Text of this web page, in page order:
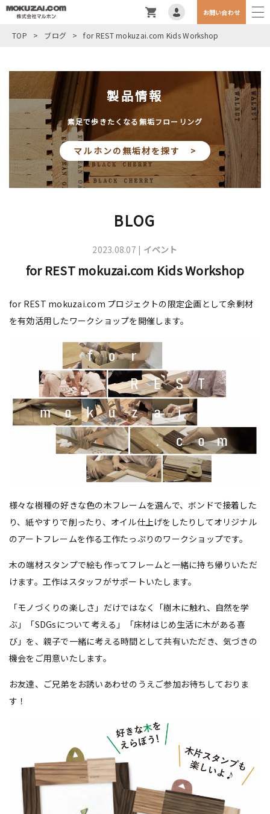
お問い合わせ
TOP > ブログ > for REST mokuzai.com Kids Workshop
製品情報
素足で歩きたくなる無垢フローリング
マルホンの無垢材を探す >
BLOG
2023.08.07 | イベント
for REST mokuzai.com Kids Workshop
for REST mokuzai.com プロジェクトの限定企画として余剰材
を有効活用したワークショップを開催します。
様々な樹種の好きな色の木フレームを選んで、ボンドで接着した
り、紙やすりで削ったり、オイル仕上げをしたりしてオリジナル
のアートフレームを作る工作たっぷりのワークショップです。
木の端材スタンプで絵も作ってフレームと一緒に持ち帰りいただ
けます。工作はスタッフがサポートいたします。
「モノづくりの楽しさ」だけではなく「樹木に触れ、自然を学
ぶ」「SDGsについて考える」「床材はじめ生活に木がある喜
び」を、親子で一緒に考える時間として共有いただき、気づきの
機会をご用意いたします。
お友達、ご兄弟をお誘いあわせのうえご参加お待ちしておりま
す！